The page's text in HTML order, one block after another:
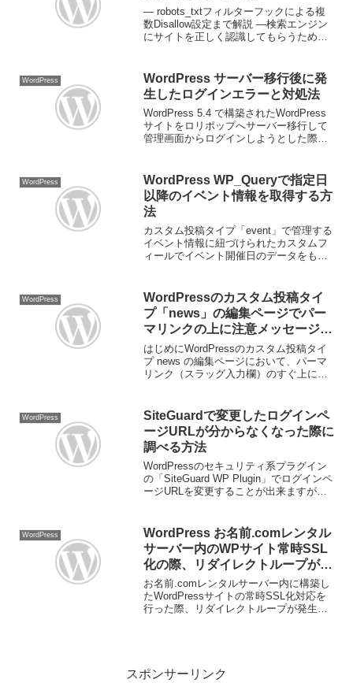
— robots_txtフィルターフックによる複
数Disallow設定まで解説 —検索エンジン
にサイトを正しく認識してもらうために
こ...
WordPress
WordPress サーバー移行後に発
生したログインエラーと対処法
WordPress 5.4 で構築されたWordPress
サイトをロリポップへサーバー移行して
管理画面からログインしようとした際、
エラー: 予期しない出力により Coo...
WordPress
WordPress WP_Queryで指定日
以降のイベント情報を取得する方
法
カスタム投稿タイプ「event」で管理する
イベント情報に紐づけられたカスタムフ
ィールでイベント開催日のデータをもと
ド$args = array( 'post_type'...
WordPress
WordPressのカスタム投稿タイ
プ「news」の編集ページでパー
マリンクの上に注意メッセージを
表示する方法
はじめにWordPressのカスタム投稿タイ
プ news の編集ページにおいて、パーマ
リンク（スラッグ入力欄）のすぐ上に赤
JavaScriptを組み合わせて、パーマリン
クの...
WordPress
SiteGuardで変更したログインペ
ージURLが分からなくなった際に
調べる方法
WordPressのセキュリティ系プラグイン
の「SiteGuard WP Plugin」でログインペ
ージURLを変更することが出来ますが、
イン出来なくなってしまうこと...
WordPress
WordPress お名前.comレンタル
サーバー内のWPサイト常時SSL
化の際、リダイレクトループが発
生した場合の対処方
お名前.comレンタルサーバー内に構築し
たWordPressサイトの常時SSL化対応を
行った際、リダイレクトループが発生し
スポンサーリンク